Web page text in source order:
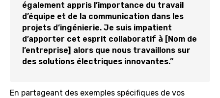
également appris l’importance du travail
d’équipe et de la communication dans les
projets d’ingénierie. Je suis impatient
d’apporter cet esprit collaboratif à [Nom de
l’entreprise] alors que nous travaillons sur
des solutions électriques innovantes.”
En partageant des exemples spécifiques de vos